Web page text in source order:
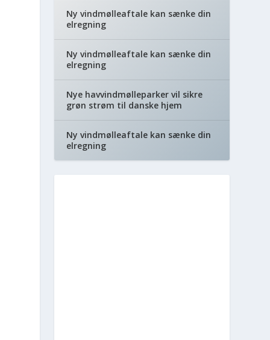
Ny vindmølleaftale kan sænke din
elregning
Ny vindmølleaftale kan sænke din
elregning
Nye havvindmølleparker vil sikre
grøn strøm til danske hjem
Ny vindmølleaftale kan sænke din
elregning